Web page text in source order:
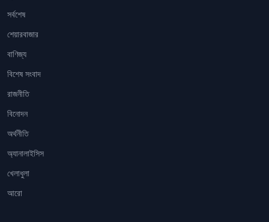
সর্বশেষ
শেয়ারবাজার
বাণিজ্য
বিশেষ সংবাদ
রাজনীতি
বিনোদন
অর্থনীতি
অ্যানালাইসিস
খেলাধুলা
আরো